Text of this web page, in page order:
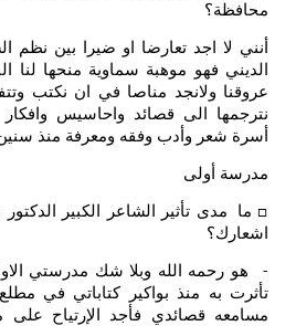
محافظة؟
أنني لا اجد تعارضا او ضيرا بين نظم
الديني فهو موهبة سماوية منحها
عروقنا ولانجد مناصا في ان نكتب
نترجمها الى قصائد واحاسيس
أسرة شعر وأدب وفقه ومعرفة منذ
مدرسة أولى
□ ما مدى تأثير الشاعر الكبير
اشعارك؟
- هو رحمه الله وبلا شك مدرستي
تأثرت به منذ بواكير كتاباتي في
مسامعه قصائدي فأجد الإرتياح